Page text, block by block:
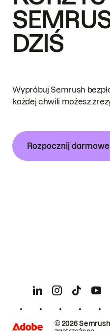
DZIŚ
Wypróbuj Semrush
każdej chwili możesz
Rozpocznij
© 2026